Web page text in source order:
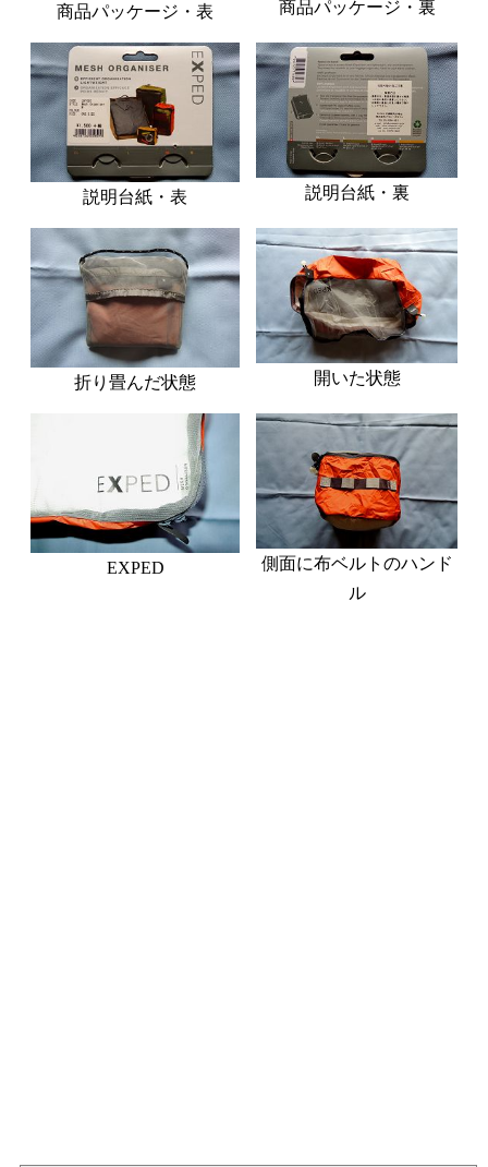
商品パッケージ・表 商品パッケージ・裏
説明台紙・表 説明台紙・裏
折り畳んだ状態 開いた状態
EXPED
側面に布ベルトのハンド
ル